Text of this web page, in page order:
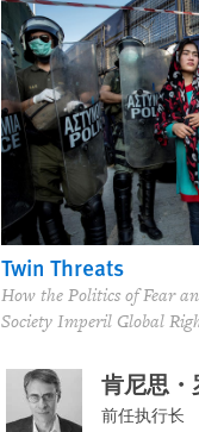
Twin Threats
How the Politics of Fear
Society Imperil Global
肯尼思・
前任执行长